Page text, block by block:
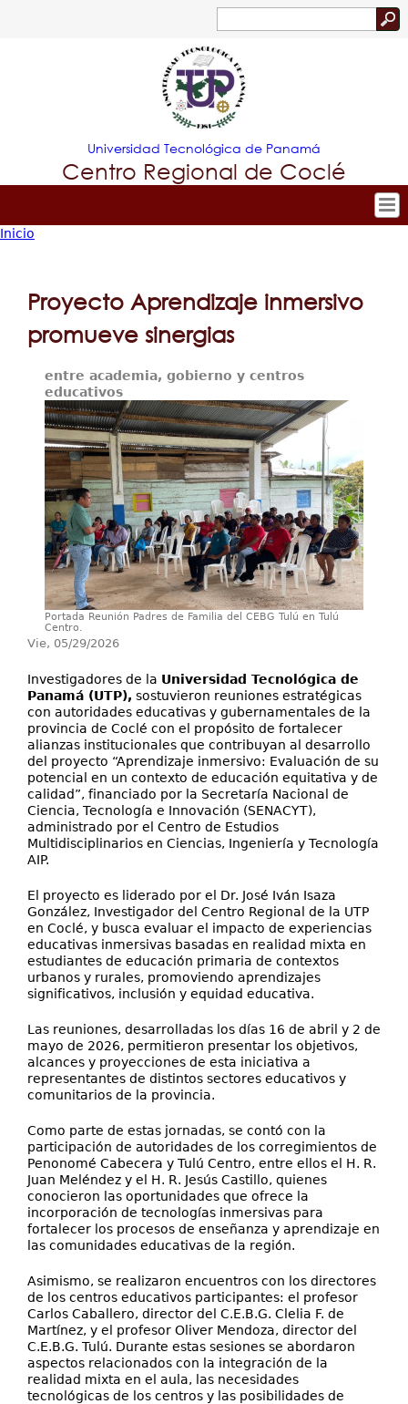
Jump to navigation
de
búsqueda
Universidad Tecnológica de Panamá
Centro Regional de Coclé
Tropical
Principal
Admisión
Investigación y Desarrollo
Estudiantes
Extensión
Servicios
Proyectos
está
Inicio
Proyecto Aprendizaje inmersivo
promueve sinergias
entre academia, gobierno y centros
educativos
Portada Reunión Padres de Familia del CEBG Tulú en Tulú
Centro.
Vie, 05/29/2026
Investigadores de la Universidad Tecnológica de
Panamá (UTP), sostuvieron reuniones estratégicas
con autoridades educativas y gubernamentales de la
provincia de Coclé con el propósito de fortalecer
alianzas institucionales que contribuyan al desarrollo
del proyecto “Aprendizaje inmersivo: Evaluación de su
potencial en un contexto de educación equitativa y de
calidad”, financiado por la Secretaría Nacional de
Ciencia, Tecnología e Innovación (SENACYT),
administrado por el Centro de Estudios
Multidisciplinarios en Ciencias, Ingeniería y Tecnología
AIP.
El proyecto es liderado por el Dr. José Iván Isaza
González, Investigador del Centro Regional de la UTP
en Coclé, y busca evaluar el impacto de experiencias
educativas inmersivas basadas en realidad mixta en
estudiantes de educación primaria de contextos
urbanos y rurales, promoviendo aprendizajes
significativos, inclusión y equidad educativa.
Las reuniones, desarrolladas los días 16 de abril y 2 de
mayo de 2026, permitieron presentar los objetivos,
alcances y proyecciones de esta iniciativa a
representantes de distintos sectores educativos y
comunitarios de la provincia.
Como parte de estas jornadas, se contó con la
participación de autoridades de los corregimientos de
Penonomé Cabecera y Tulú Centro, entre ellos el H. R.
Juan Meléndez y el H. R. Jesús Castillo, quienes
conocieron las oportunidades que ofrece la
incorporación de tecnologías inmersivas para
fortalecer los procesos de enseñanza y aprendizaje en
las comunidades educativas de la región.
Asimismo, se realizaron encuentros con los directores
de los centros educativos participantes: el profesor
Carlos Caballero, director del C.E.B.G. Clelia F. de
Martínez, y el profesor Oliver Mendoza, director del
C.E.B.G. Tulú. Durante estas sesiones se abordaron
aspectos relacionados con la integración de la
realidad mixta en el aula, las necesidades
tecnológicas de los centros y las posibilidades de